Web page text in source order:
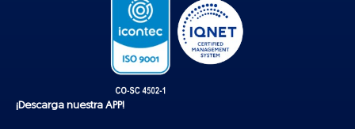
¡Descarga nuestra APP!